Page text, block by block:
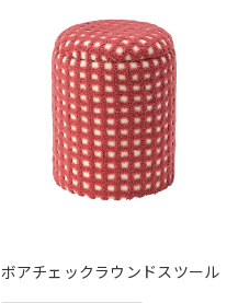
ボアチェックラウンドスツール